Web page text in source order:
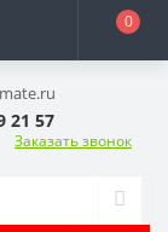
0
21 57
Заказать звонок